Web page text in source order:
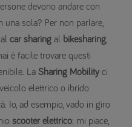
devono andare con
una sola? Per non parlare,
car sharing al bikesharing
è facile trovare questi
La Sharing Mobilityci
elettrico o ibrido
Io, ad esempio, vado in giro
scooter elettrico: mi piace,